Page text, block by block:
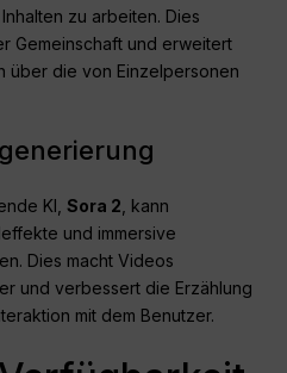
zu arbeiten. Dies
Gemeinschaft und erweitert
über die von Einzelpersonen
KI,Sora 2 , kann
und immersive
Dies macht Videos
und verbessert die Erzählung
mit dem Benutzer.